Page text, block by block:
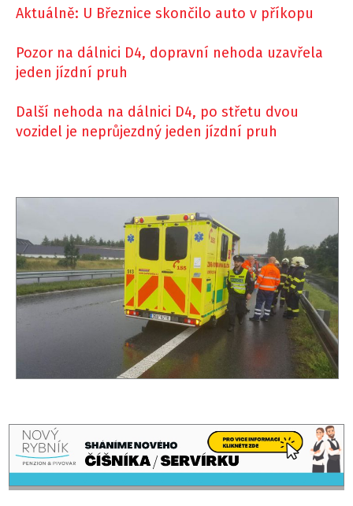
Aktuálně: U Březnice skončilo auto v příkopu
Pozor na dálnici D4, dopravní nehoda uzavřela
jeden jízdní pruh
Další nehoda na dálnici D4, po střetu dvou
vozidel je neprůjezdný jeden jízdní pruh